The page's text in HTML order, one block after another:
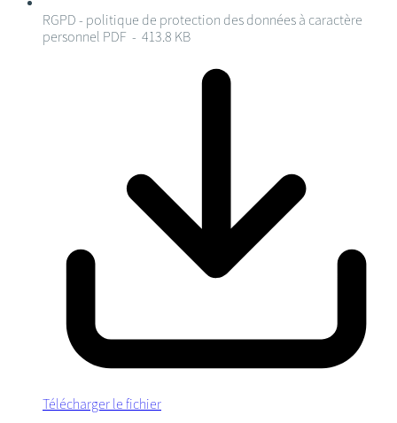
RGPD - politique de protection des données à caractère
personnel PDF - 413.8 KB
Télécharger le fichier